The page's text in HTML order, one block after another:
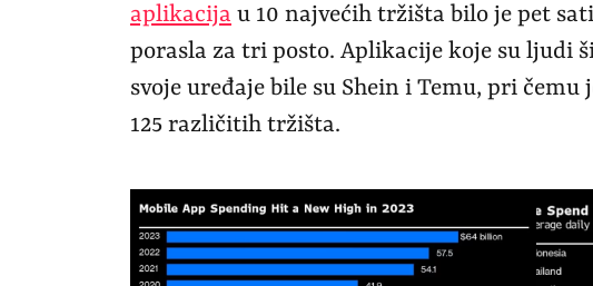
aplikacija u 10 najvećih tržišta bilo je pet
porasla za tri posto. Aplikacije koje su ljudi
svoje uređaje bile su Shein i Temu, pri
125 različitih tržišta.